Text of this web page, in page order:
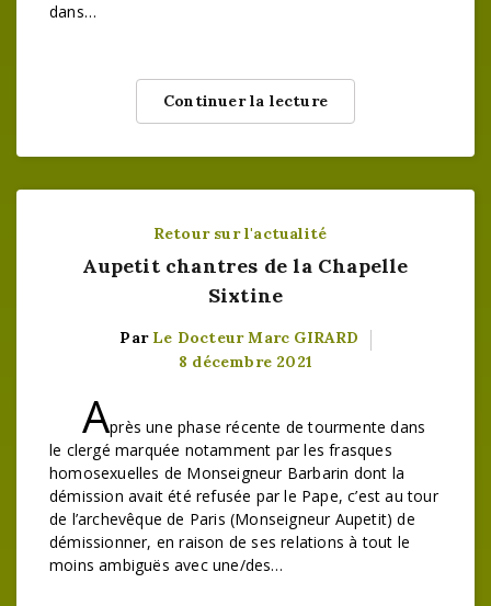
dans…
Continuer la lecture
Retour sur l'actualité
Aupetit chantres de la Chapelle
Sixtine
Par Le Docteur Marc GIRARD
8 décembre 2021
Après une phase récente de tourmente dans
le clergé marquée notamment par les frasques
homosexuelles de Monseigneur Barbarin dont la
démission avait été refusée par le Pape, c’est au tour
de l’archevêque de Paris (Monseigneur Aupetit) de
démissionner, en raison de ses relations à tout le
moins ambiguës avec une/des…